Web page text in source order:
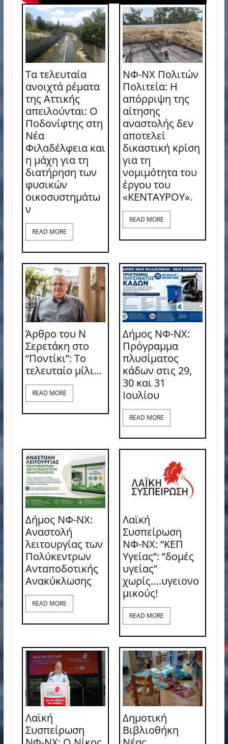
Τα τελευταία
ανοιχτά ρέματα
της Αττικής
απειλούνται: Ο
Ποδονίφτης στη
Νέα
Φιλαδέλφεια και
η μάχη για τη
διατήρηση των
φυσικών
οικοσυστημάτω
ν
READ MORE
ΝΦ-ΝΧ Πολιτών
Πολιτεία: Η
απόρριψη της
αίτησης
αναστολής δεν
αποτελεί
δικαστική κρίση
για τη
νομιμότητα του
έργου του
«ΚΕΝΤΑΥΡΟΥ».
READ MORE
Άρθρο του Ν
Σερετάκη στο
“Ποντίκι”: Το
τελευταίο μίλι…
READ MORE
Δήμος ΝΦ-ΝΧ:
Πρόγραμμα
πλυσίματος
κάδων στις 29,
30 και 31
Ιουλίου
READ MORE
Δήμος ΝΦ-ΝΧ:
Αναστολή
λειτουργίας των
Πολύκεντρων
Ανταποδοτικής
Ανακύκλωσης
READ MORE
Λαϊκή
Συσπείρωση
ΝΦ-ΝΧ: “ΚΕΠ
Υγείας”: “δομές
υγείας”
χωρίς….υγειονο
μικούς!
READ MORE
Λαϊκή
Συσπείρωση
Δημοτική
Βιβλιοθήκη